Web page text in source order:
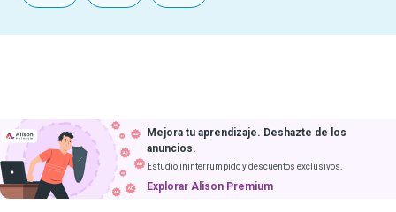
Mejora tu aprendizaje. Deshazte de los
anuncios.
Estudio ininterrumpido y descuentos exclusivos.
Explorar Alison Premium